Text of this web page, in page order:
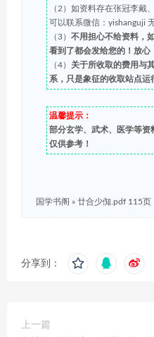
（2）如资料存在张冠李戴
可以联系微信：yishanguji
（3） 不用担心不给资料，
看到了都会发给您的！放心
（4） 关于所收取的费用与
系，只是象征的收取站点运
温馨提示：
部分玄学、武术、医学等资
仅供参考！
国学书阁 » 廿合少倁.pdf 115页
分享到：
上一篇